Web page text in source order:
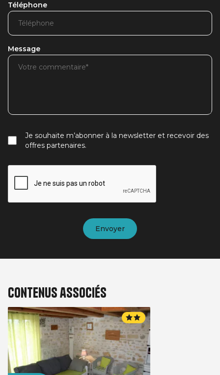
Téléphone
Message
Je souhaite m’abonner à la newsletter et recevoir des
offres partenaires.
Contenus associés